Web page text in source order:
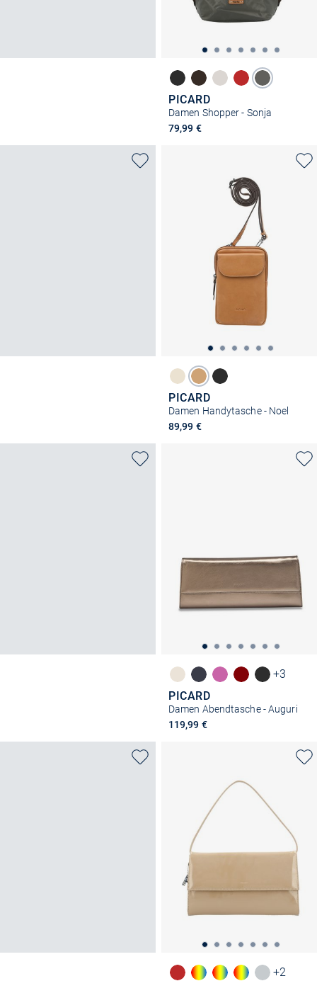
PICARD
Damen Shopper - Sonja
79,99 €
PICARD
Damen Handytasche - Noel
89,99 €
+3
PICARD
Damen Abendtasche - Auguri
119,99 €
+2